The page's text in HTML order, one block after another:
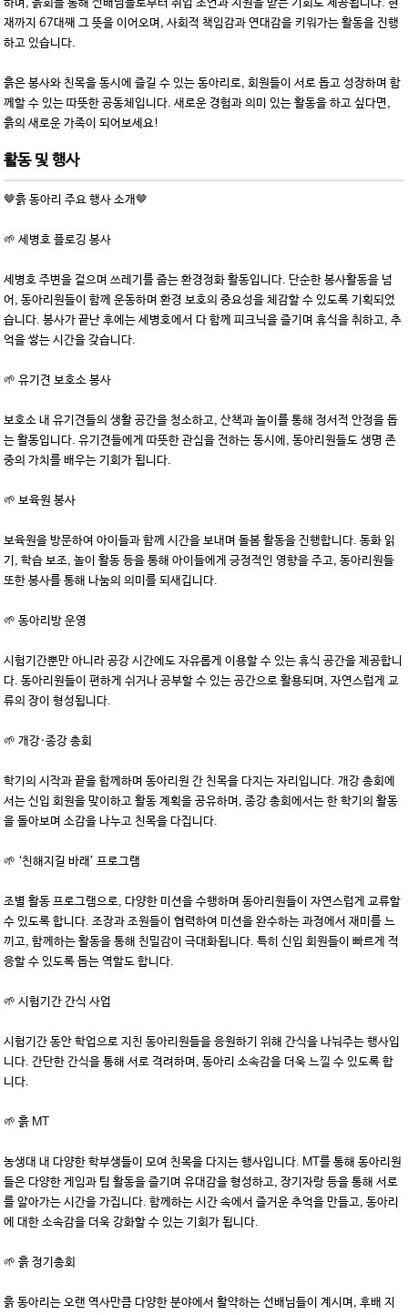
하며, 흙회를 통해 선배님들로부터 취업 조언과 지원을 받는 기회도 제공됩니다. 현
재까지 67대째 그 뜻을 이어오며, 사회적 책임감과 연대감을 키워가는 활동을 진행
하고 있습니다.
흙은 봉사와 친목을 동시에 즐길 수 있는 동아리로, 회원들이 서로 돕고 성장하며 함
께할 수 있는 따뜻한 공동체입니다. 새로운 경험과 의미 있는 활동을 하고 싶다면,
흙의 새로운 가족이 되어보세요!
활동 및 행사
🤎흙 동아리 주요 행사 소개🤎
🌱 세병호 플로깅 봉사
세병호 주변을 걸으며 쓰레기를 줍는 환경정화 활동입니다. 단순한 봉사활동을 넘
어, 동아리원들이 함께 운동하며 환경 보호의 중요성을 체감할 수 있도록 기획되었
습니다. 봉사가 끝난 후에는 세병호에서 다 함께 피크닉을 즐기며 휴식을 취하고, 추
억을 쌓는 시간을 갖습니다.
🌱 유기견 보호소 봉사
보호소 내 유기견들의 생활 공간을 청소하고, 산책과 놀이를 통해 정서적 안정을 돕
는 활동입니다. 유기견들에게 따뜻한 관심을 전하는 동시에, 동아리원들도 생명 존
중의 가치를 배우는 기회가 됩니다.
🌱 보육원 봉사
보육원을 방문하여 아이들과 함께 시간을 보내며 돌봄 활동을 진행합니다. 동화 읽
기, 학습 보조, 놀이 활동 등을 통해 아이들에게 긍정적인 영향을 주고, 동아리원들
또한 봉사를 통해 나눔의 의미를 되새깁니다.
🌱 동아리방 운영
시험기간뿐만 아니라 공강 시간에도 자유롭게 이용할 수 있는 휴식 공간을 제공합니
다. 동아리원들이 편하게 쉬거나 공부할 수 있는 공간으로 활용되며, 자연스럽게 교
류의 장이 형성됩니다.
🌱 개강·종강 총회
학기의 시작과 끝을 함께하며 동아리원 간 친목을 다지는 자리입니다. 개강 총회에
서는 신입 회원을 맞이하고 활동 계획을 공유하며, 종강 총회에서는 한 학기의 활동
을 돌아보며 소감을 나누고 친목을 다집니다.
🌱 ‘친해지길 바래’ 프로그램
조별 활동 프로그램으로, 다양한 미션을 수행하며 동아리원들이 자연스럽게 교류할
수 있도록 합니다. 조장과 조원들이 협력하여 미션을 완수하는 과정에서 재미를 느
끼고, 함께하는 활동을 통해 친밀감이 극대화됩니다. 특히 신입 회원들이 빠르게 적
응할 수 있도록 돕는 역할도 합니다.
🌱 시험기간 간식 사업
시험기간 동안 학업으로 지친 동아리원들을 응원하기 위해 간식을 나눠주는 행사입
니다. 간단한 간식을 통해 서로 격려하며, 동아리 소속감을 더욱 느낄 수 있도록 합
니다.
🌱 흙 MT
농생대 내 다양한 학부생들이 모여 친목을 다지는 행사입니다. MT를 통해 동아리원
들은 다양한 게임과 팀 활동을 즐기며 유대감을 형성하고, 장기자랑 등을 통해 서로
를 알아가는 시간을 가집니다. 함께하는 시간 속에서 즐거운 추억을 만들고, 동아리
에 대한 소속감을 더욱 강화할 수 있는 기회가 됩니다.
🌱 흙 정기총회
흙 동아리는 오랜 역사만큼 다양한 분야에서 활약하는 선배님들이 계시며, 후배 지